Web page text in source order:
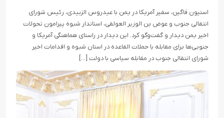
استیون فاگین، سفیر آمریکا در یمن با عیدروس الزبیدی، رئیس شورای
انتقالی جنوب و عوض بن الوزیر العولقی، استاندار شبوه پیرامون تحولات
اخیر یمن دیدار و گفت‌وگو کرد. این دیدار در راستای هماهنگی آمریکا و
جنوبی‌ها برای مقابله با حملات القاعده در استان شبوه و اقدامات اخیر
شورای انتقالی جنوب در مقابله سیاسی با دولت […]